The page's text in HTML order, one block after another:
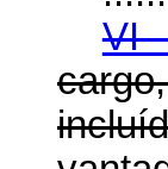
VI